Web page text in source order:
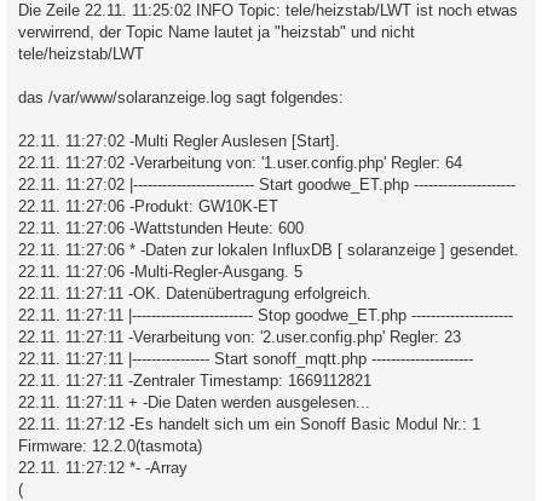
Die Zeile 22.11. 11:25:02 INFO Topic: tele/heizstab/LWT ist noch etwas
verwirrend, der Topic Name lautet ja "heizstab" und nicht
tele/heizstab/LWT
das /var/www/solaranzeige.log sagt folgendes:
22.11. 11:27:02 -Multi Regler Auslesen [Start].
22.11. 11:27:02 -Verarbeitung von: '1.user.config.php' Regler: 64
22.11. 11:27:02 |------------------------- Start goodwe_ET.php ---------------------
22.11. 11:27:06 -Produkt: GW10K-ET
22.11. 11:27:06 -Wattstunden Heute: 600
22.11. 11:27:06 * -Daten zur lokalen InfluxDB [ solaranzeige ] gesendet.
22.11. 11:27:06 -Multi-Regler-Ausgang. 5
22.11. 11:27:11 -OK. Datenübertragung erfolgreich.
22.11. 11:27:11 |------------------------- Stop goodwe_ET.php ---------------------
22.11. 11:27:11 -Verarbeitung von: '2.user.config.php' Regler: 23
22.11. 11:27:11 |---------------- Start sonoff_mqtt.php ---------------------
22.11. 11:27:11 -Zentraler Timestamp: 1669112821
22.11. 11:27:11 + -Die Daten werden ausgelesen...
22.11. 11:27:12 -Es handelt sich um ein Sonoff Basic Modul Nr.: 1
Firmware: 12.2.0(tasmota)
22.11. 11:27:12 *- -Array
(